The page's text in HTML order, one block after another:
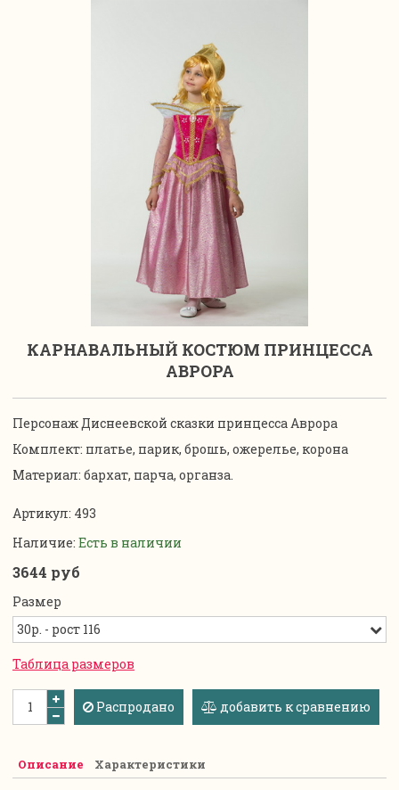
КАРНАВАЛЬНЫЙ КОСТЮМ ПРИНЦЕССА
АВРОРА
Персонаж Диснеевской сказки принцесса Аврора
Комплект: платье, парик, брошь, ожерелье, корона
Материал: бархат, парча, органза.
Артикул: 493
Наличие: Есть в наличии
3644 руб
Размер
Таблица размеров
Распродано добавить к сравнению
Описание Характеристики